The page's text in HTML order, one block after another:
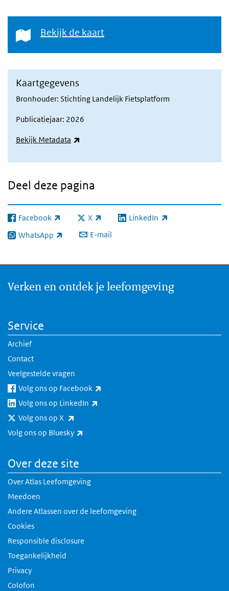
Bekijk de kaart
Bekijk de kaart
Kaartgegevens
Bronhouder: Stichting Landelijk Fietsplatform
Publicatiejaar: 2026
Bekijk Metadata
Deel deze pagina
Facebook
(externe link) X
(externe link) LinkedIn
(externe link)
WhatsApp
(externe link) E-mail
Verken en ontdek je leefomgeving
Service
Archief
Contact
Veelgestelde vragen
Volg ons op Facebook
Volg ons op LinkedIn
Volg ons op X
Volg ons op Bluesky
Over deze site
Over Atlas Leefomgeving
Meedoen
Andere Atlassen over de leefomgeving
Cookies
Responsible disclosure
Toegankelijkheid
Privacy
Colofon